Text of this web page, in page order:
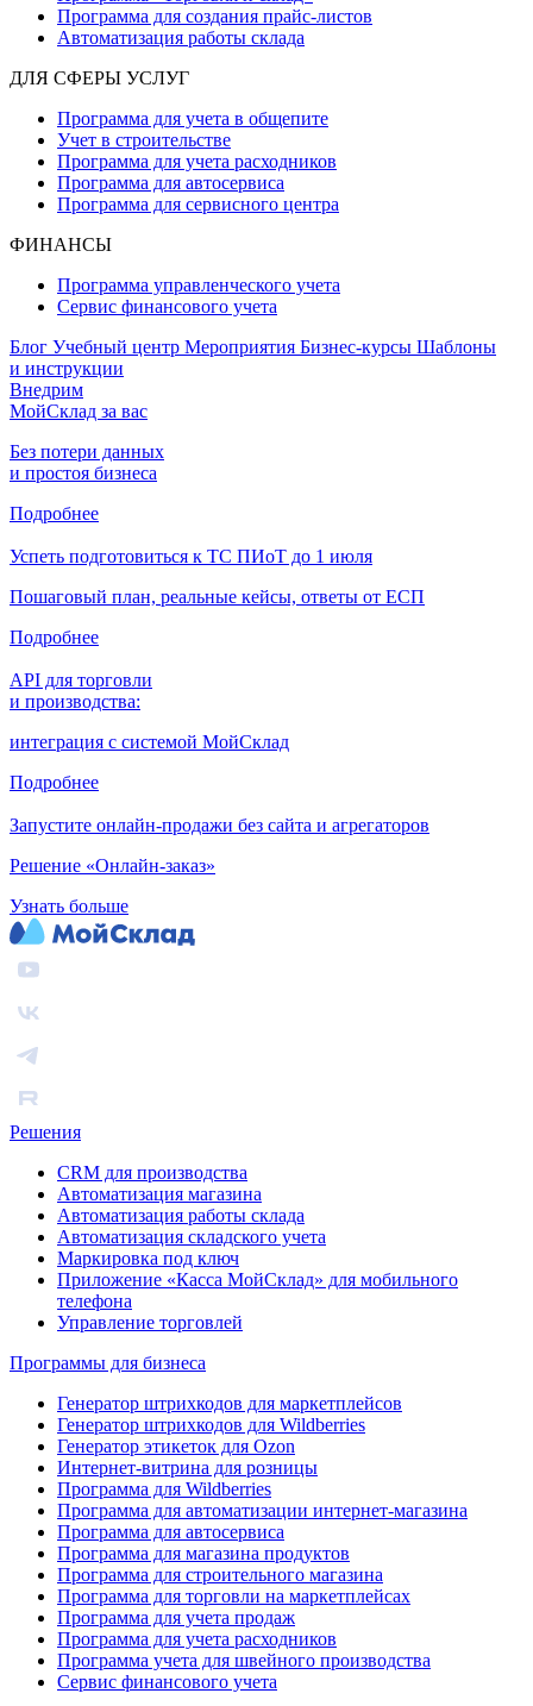
Программа для создания прайс‑листов
Автоматизация работы склада
ДЛЯ СФЕРЫ УСЛУГ
Программа для учета в общепите
Учет в строительстве
Программа для учета расходников
Программа для автосервиса
Программа для сервисного центра
ФИНАНСЫ
Программа управленческого учета
Сервис финансового учета
Блог Учебный центр Мероприятия Бизнес-курсы Шаблоны
и инструкции
Внедрим
МойСклад за вас
Без потери данных
и простоя бизнеса
Подробнее
Успеть подготовиться к ТС ПИоТ до 1 июля
Пошаговый план, реальные кейсы, ответы от ЕСП
Подробнее
API для торговли
и производства:
интеграция с системой МойСклад
Подробнее
Запустите онлайн-продажи без сайта и агрегаторов
Решение «Онлайн-заказ»
Узнать больше
Решения
CRM для производства
Автоматизация магазина
Автоматизация работы склада
Автоматизация складского учета
Маркировка под ключ
Приложение «Касса МойСклад» для мобильного
телефона
Управление торговлей
Программы для бизнеса
Генератор штрихкодов для маркетплейсов
Генератор штрихкодов для Wildberries
Генератор этикеток для Ozon
Интернет-витрина для розницы
Программа для Wildberries
Программа для автоматизации интернет-магазина
Программа для автосервиса
Программа для магазина продуктов
Программа для строительного магазина
Программа для торговли на маркетплейсах
Программа для учета продаж
Программа для учета расходников
Программа учета для швейного производства
Сервис финансового учета